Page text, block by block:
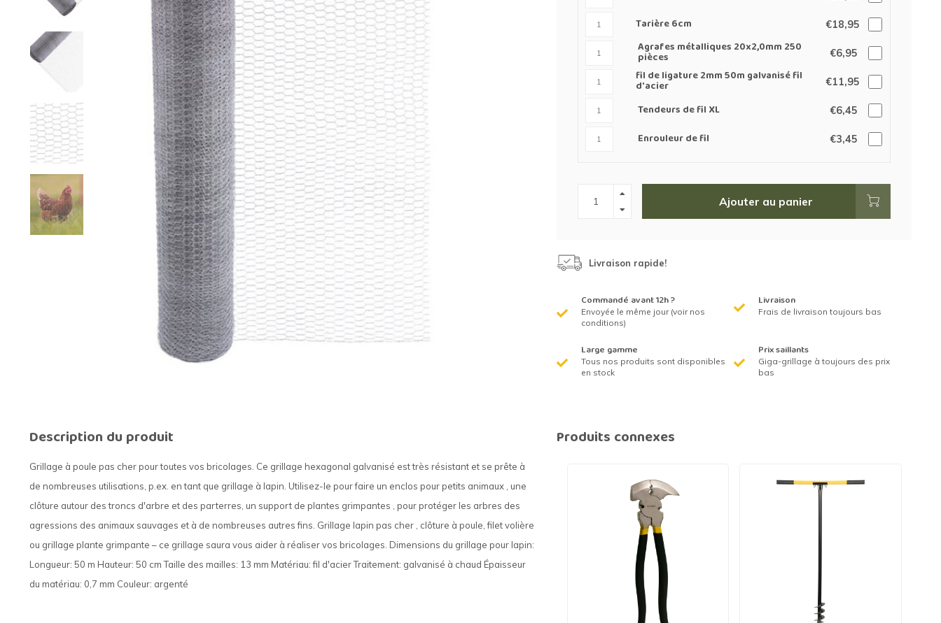
Bordure grillage Grillage à chevaux
Grillage de rats
Grillage de blaireaux
Tapis en roseaux
Clôture électriques
Fil de barbelé
Filets de protection jardin
Tarière 6cm €18,95
Agrafes métalliques 20x2,0mm 250
pièces €6,95
fil de ligature 2mm 50m galvanisé fil
d'acier €11,95
Tendeurs de fil XL €6,45
Enrouleur de fil €3,45
Ajouter au panier
Livraison rapide!
Commandé avant 12h ?
Envoyée le même jour (voir nos
conditions)
Livraison
Frais de livraison toujours bas
Large gamme
Tous nos produits sont disponibles
en stock
Prix saillants
Giga-grillage à toujours des prix
bas
Description du produit
Grillage à poule pas cher pour toutes vos bricolages. Ce grillage hexagonal galvanisé est très résistant et se prête à
de nombreuses utilisations, p.ex. en tant que grillage à lapin. Utilisez-le pour faire un enclos pour petits animaux , une
clôture autour des troncs d'arbre et des parterres, un support de plantes grimpantes , pour protéger les arbres des
agressions des animaux sauvages et à de nombreuses autres fins. Grillage lapin pas cher , clôture à poule, filet volière
ou grillage plante grimpante – ce grillage saura vous aider à réaliser vos bricolages. Dimensions du grillage pour lapin:
Longueur: 50 m Hauteur: 50 cm Taille des mailles: 13 mm Matériau: fil d'acier Traitement: galvanisé à chaud Épaisseur
du matériau: 0,7 mm Couleur: argenté
Produits connexes